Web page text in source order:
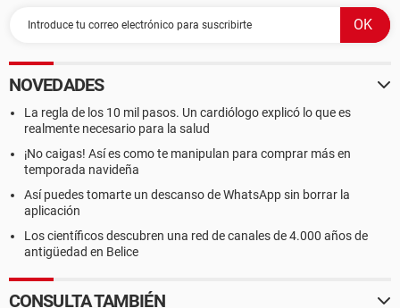
NOVEDADES
La regla de los 10 mil pasos. Un cardiólogo explicó lo que es
realmente necesario para la salud
¡No caigas! Así es como te manipulan para comprar más en
temporada navideña
Así puedes tomarte un descanso de WhatsApp sin borrar la
aplicación
Los científicos descubren una red de canales de 4.000 años de
antigüedad en Belice
CONSULTA TAMBIÉN